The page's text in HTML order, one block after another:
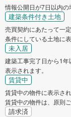
情報公開日が7日以内の
建築条件付き土地
売買契約にあたって一
条件にしている土地に表
未入居
建築工事完了日から1
表示されます。
賃貸中
賃貸中の物件に表示され
賃貸中の物件は、原則
請求済